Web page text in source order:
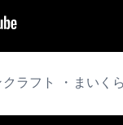
クラフト ・まい